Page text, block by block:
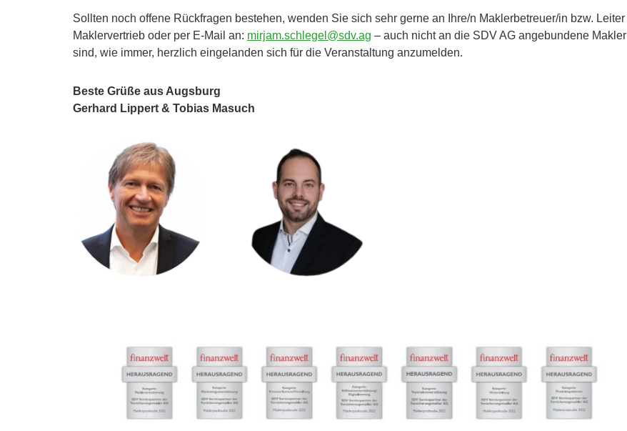
Sollten noch offene Rückfragen bestehen, wenden Sie sich sehr gerne an Ihre/n Maklerbetreuer/in bzw. Leiter
Maklervertrieb oder per E-Mail an: mirjam.schlegel@sdv.ag – auch nicht an die SDV AG angebundene Makler
sind, wie immer, herzlich eingelanden sich für die Veranstaltung anzumelden.
Beste Grüße aus Augsburg
Gerhard Lippert & Tobias Masuch